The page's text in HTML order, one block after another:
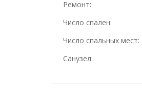
Ремонт:
Число спален:
Число спальных мест:
Санузел: